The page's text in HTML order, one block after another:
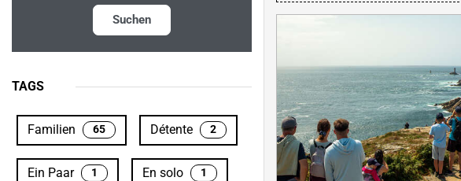
Suchen
TAGS
Familien 65 Détente 2
Ein Paar 1 En solo 1